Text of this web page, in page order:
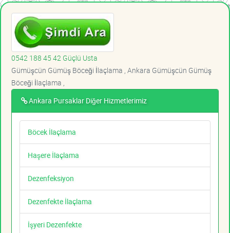
0542 188 45 42 Güçlü Usta
Gümüşcün Gümüş Böceği İlaçlama , Ankara Gümüşcün Gümüş
Böceği İlaçlama ,
Ankara Pursaklar Diğer Hizmetlerimiz
Böcek İlaçlama
Haşere İlaçlama
Dezenfeksiyon
Dezenfekte İlaçlama
İşyeri Dezenfekte